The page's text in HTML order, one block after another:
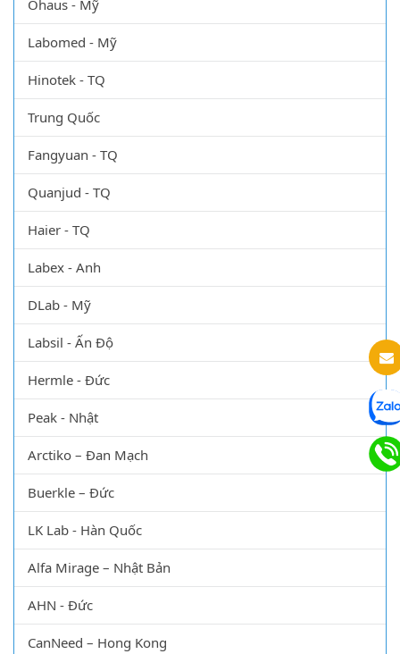
Ohaus - Mỹ
Labomed - Mỹ
Hinotek - TQ
Trung Quốc
Fangyuan - TQ
Quanjud - TQ
Haier - TQ
Labex - Anh
DLab - Mỹ
Labsil - Ấn Độ
Hermle - Đức
Peak - Nhật
Arctiko – Đan Mạch
Buerkle – Đức
LK Lab - Hàn Quốc
Alfa Mirage – Nhật Bản
AHN - Đức
CanNeed – Hong Kong